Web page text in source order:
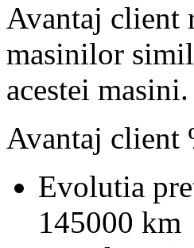
Avantaj client
masinilor
acestei masini.
Avantaj client
Evolutia
145000 km